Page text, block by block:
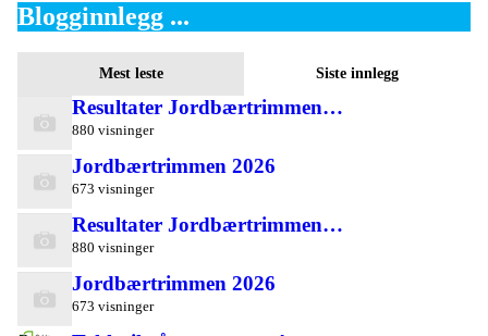
Blogginnlegg ...
Mest leste Siste innlegg
Resultater Jordbærtrimmen…
880 visninger
Jordbærtrimmen 2026
673 visninger
Resultater Jordbærtrimmen…
880 visninger
Jordbærtrimmen 2026
673 visninger